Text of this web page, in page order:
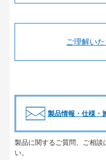
ご理解い
製品情報・仕様・
製品に関するご質問、ご相談
い。